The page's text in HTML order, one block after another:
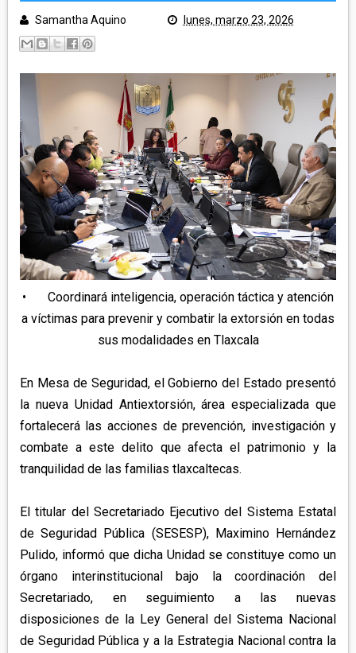
SALUD
EDUCACIÓN
ECONOMÍA
ARTE Y CULTURA
TURISMO
DEPORTES
TLAXCALA
LEGISLATIVO
CAPITAL
REGIÓN ORIENTE
HUAMANTLA
IXTENCO
CUAPIAXTLA
ATLTZAYANCA
TEQUEXQUITLA
TERRENATE
REGIÓN CENTRO-NORTE
APIZACO
SAN JOSÉ TEACALCO
XALOZTOC
REGIÓN CENTRO-SUR
CONTLA
PANOTLA
REGIÓN PONIENTE
CALPULALPAN
HUEYOTLIPAN
NANACAMILPA
NACIONAL
TELEMEDIOS TV
Samantha Aquino lunes, marzo 23, 2026
•
Coordinará inteligencia, operación táctica y atención
a víctimas para prevenir y combatir la extorsión en todas
sus modalidades en Tlaxcala
En Mesa de Seguridad, el Gobierno del Estado presentó
la nueva Unidad Antiextorsión, área especializada que
fortalecerá las acciones de prevención, investigación y
combate a este delito que afecta el patrimonio y la
tranquilidad de las familias tlaxcaltecas.
El titular del Secretariado Ejecutivo del Sistema Estatal
de Seguridad Pública (SESESP), Maximino Hernández
Pulido, informó que dicha Unidad se constituye como un
órgano interinstitucional bajo la coordinación del
Secretariado, en seguimiento a las nuevas
disposiciones de la Ley General del Sistema Nacional
de Seguridad Pública y a la Estrategia Nacional contra la